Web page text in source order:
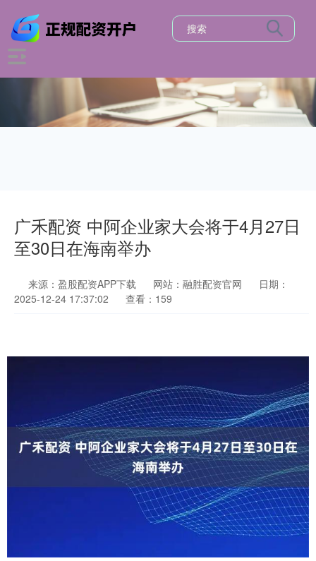
广禾配资 中阿企业家大会将于4月27日
至30日在海南举办
来源：盈股配资APP下载 网站：融胜配资官网
日期：
2025-12-24 17:37:02
查看：159